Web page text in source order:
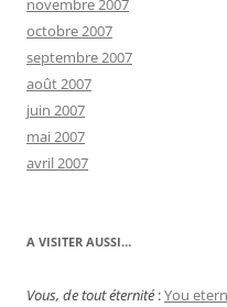
novembre 2007
octobre 2007
septembre 2007
août 2007
juin 2007
mai 2007
avril 2007
A VISITER AUSSI…
Vous, de tout éternité :You